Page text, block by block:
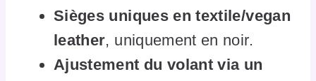
Sièges uniques en textile/vegan
leather, uniquement en noir.
Ajustement du volant via un